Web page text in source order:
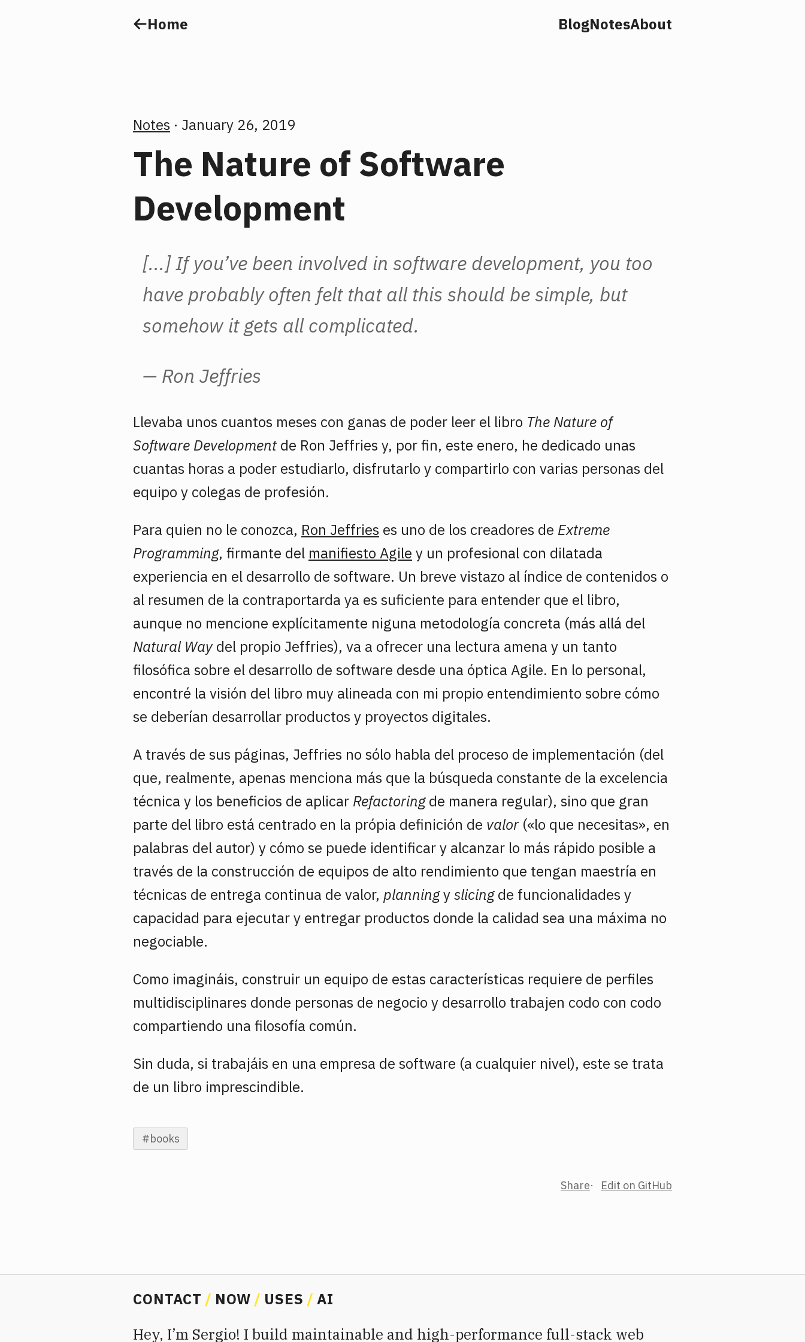
Home BlogNotesAbout
Notes January 26, 2019
The Nature of Software
Development
[...] If you’ve been involved in software development, you too
have probably often felt that all this should be simple, but
somehow it gets all complicated.
— Ron Jeffries
Llevaba unos cuantos meses con ganas de poder leer el libro The Nature of
Software Development de Ron Jeffries y, por fin, este enero, he dedicado unas
cuantas horas a poder estudiarlo, disfrutarlo y compartirlo con varias personas del
equipo y colegas de profesión.
Para quien no le conozca, Ron Jeffries es uno de los creadores de Extreme
Programming, firmante del manifiesto Agile y un profesional con dilatada
experiencia en el desarrollo de software. Un breve vistazo al índice de contenidos o
al resumen de la contraportarda ya es suficiente para entender que el libro,
aunque no mencione explícitamente niguna metodología concreta (más allá del
Natural Waydel propio Jeffries), va a ofrecer una lectura amena y un tanto
filosófica sobre el desarrollo de software desde una óptica Agile. En lo personal,
encontré la visión del libro muy alineada con mi propio entendimiento sobre cómo
se deberían desarrollar productos y proyectos digitales.
A través de sus páginas, Jeffries no sólo habla del proceso de implementación (del
que, realmente, apenas menciona más que la búsqueda constante de la excelencia
técnica y los beneficios de aplicar Refactoringde manera regular), sino que gran
parte del libro está centrado en la própia definición de valor(«lo que necesitas», en
palabras del autor) y cómo se puede identificar y alcanzar lo más rápido posible a
través de la construcción de equipos de alto rendimiento que tengan maestría en
técnicas de entrega continua de valor, planningyslicingde funcionalidades y
capacidad para ejecutar y entregar productos donde la calidad sea una máxima no
negociable.
Como imagináis, construir un equipo de estas características requiere de perfiles
multidisciplinares donde personas de negocio y desarrollo trabajen codo con codo
compartiendo una filosofía común.
Sin duda, si trabajáis en una empresa de software (a cualquier nivel), este se trata
de un libro imprescindible.
#books
Share Edit on GitHub
CONTACT NOW USES
AI
Hey, I’m Sergio! I build maintainable and high-performance full-stack web